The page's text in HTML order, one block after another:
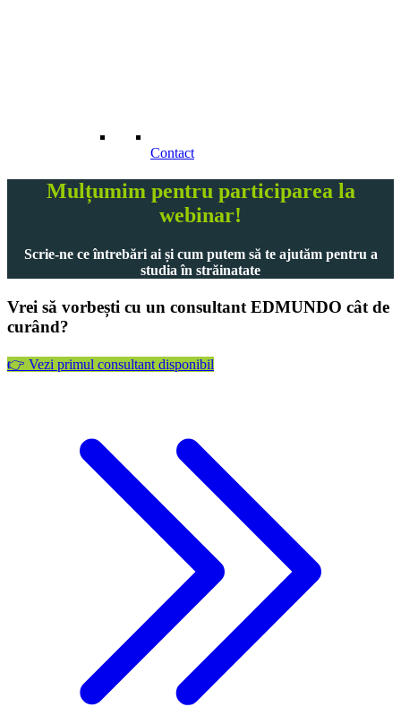
Contact
Mulțumim pentru participarea la
webinar!
Scrie-ne ce întrebări ai și cum putem să te ajutăm pentru a
studia în străinatate
Vrei să vorbești cu un consultant EDMUNDO cât de
curând?
👉 Vezi primul consultant disponibil